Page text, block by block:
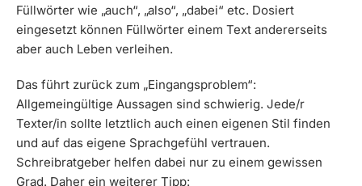
Füllwörter wie „auch“, „also“, „dabei“ etc. Dosiert
eingesetzt können Füllwörter einem Text andererseits
aber auch Leben verleihen.
Das führt zurück zum „Eingangsproblem“:
Allgemeingültige Aussagen sind schwierig. Jede/r
Texter/in sollte letztlich auch einen eigenen Stil finden
und auf das eigene Sprachgefühl vertrauen.
Schreibratgeber helfen dabei nur zu einem gewissen
Grad. Daher ein weiterer Tipp: